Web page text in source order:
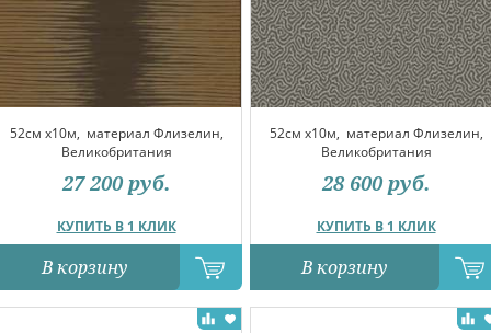
52см x10м, материал Флизелин,
Великобритания
КУПИТЬ В 1 КЛИК
27 200 руб.
В корзину
52см x10м, материал Флизелин,
Великобритания
КУПИТЬ В 1 КЛИК
28 600 руб.
В корзину